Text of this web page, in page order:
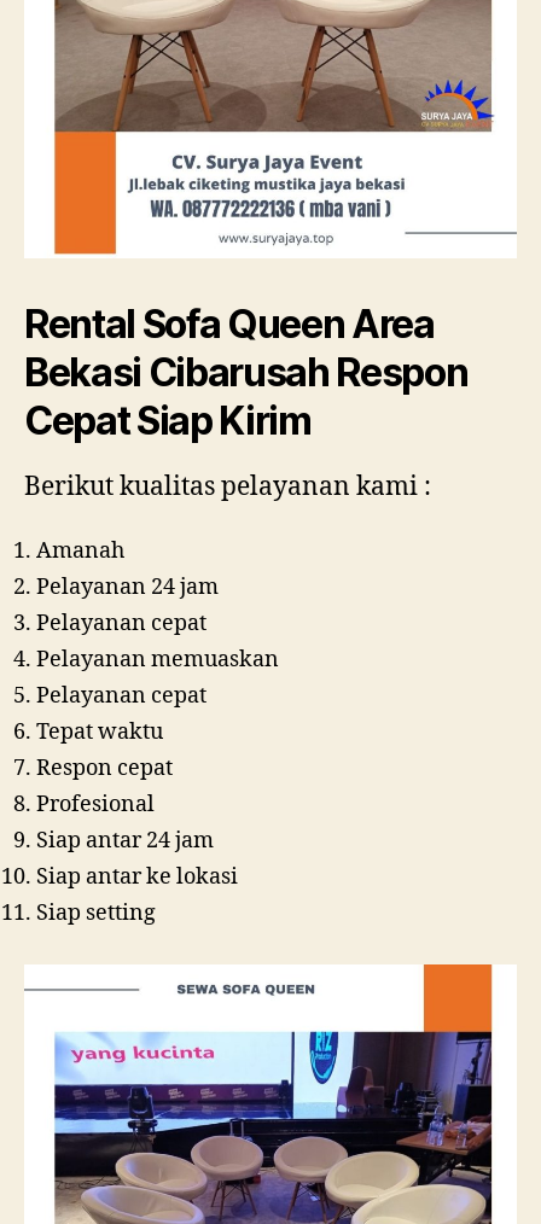
Rental Sofa Queen Area
Bekasi Cibarusah Respon
Cepat Siap Kirim
Berikut kualitas pelayanan kami :
Amanah
Pelayanan 24 jam
Pelayanan cepat
Pelayanan memuaskan
Pelayanan cepat
Tepat waktu
Respon cepat
Profesional
Siap antar 24 jam
Siap antar ke lokasi
Siap setting